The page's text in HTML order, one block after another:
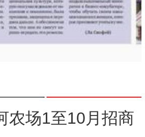
农场1至10月招商